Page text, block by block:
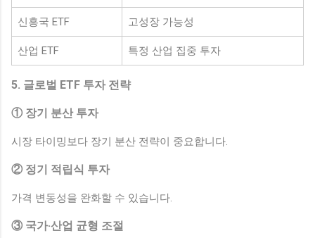
신흥국 ETF 고성장 가능성
산업 ETF 특정 산업 집중 투자
5. 글로벌 ETF 투자 전략
① 장기 분산 투자
시장 타이밍보다 장기 분산 전략이 중요합니다.
② 정기 적립식 투자
가격 변동성을 완화할 수 있습니다.
③ 국가·산업 균형 조절